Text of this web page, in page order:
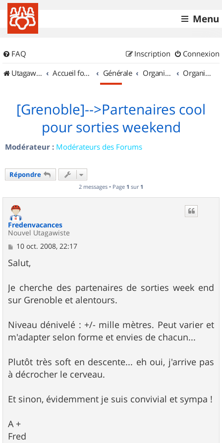
Menu
FAQ Connexion
Inscription
UtagawaVTT (Randos VTT et VTTAE avec traces GPS)
Accueil forum Générale Organisation de sorties & Recherche de partenaires Organisation de sorties en région Rhône Alpes
[Grenoble]-->Partenaires cool
pour sorties weekend
Modérateur : Modérateurs des Forums
Répondre
2 messages • Page 1 sur 1
Fredenvacances
Nouvel Utagawiste
M
s
s
g
e
10 oct. 2008, 22:17
Salut,
Je cherche des partenaires de sorties week end
sur Grenoble et alentours.
Niveau dénivelé : +/- mille mètres. Peut varier et
m'adapter selon forme et envies de chacun...
Plutôt très soft en descente... eh oui, j'arrive pas
à décrocher le cerveau.
Et sinon, évidemment je suis convivial et sympa !
A +
Fred